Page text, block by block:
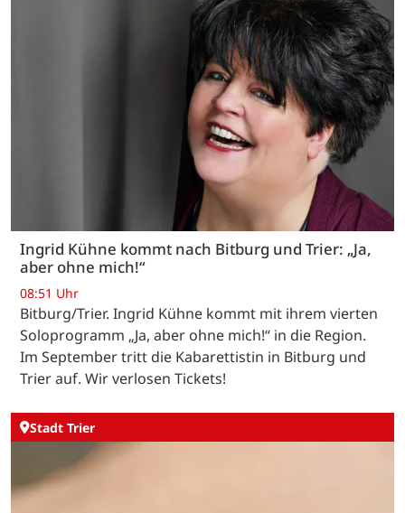
Ingrid Kühne kommt nach Bitburg und Trier: „Ja,
aber ohne mich!“
08:51 Uhr
Bitburg/Trier. Ingrid Kühne kommt mit ihrem vierten
Soloprogramm „Ja, aber ohne mich!“ in die Region.
Im September tritt die Kabarettistin in Bitburg und
Trier auf. Wir verlosen Tickets!
Stadt Trier